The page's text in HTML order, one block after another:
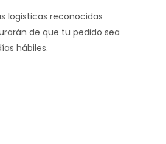
logisticas reconocidas
de que tu pedido sea
hábiles.